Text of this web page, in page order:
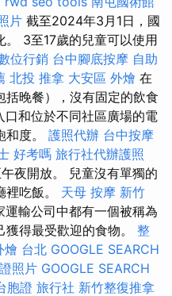
片 截至2024年3月1日，國
3至17歲的兒童可以使用
位行銷 台中腳底按摩 自助
北投 推拿 大安區 外燴 在
晚餐），沒有固定的飲食
口和位於不同社區廣場的電
度。 護照代辦 台中按摩
好考嗎 旅行社代辦護照
夜開放。 兒童沒有單獨的
吃飯。 天母 按摩 新竹
運輸公司中都有一個被稱為
得最受歡迎的食物。 整
燴 台北 GOOGLE SEARCH
照片 GOOGLE SEARCH
胞證 旅行社 新竹整復推拿